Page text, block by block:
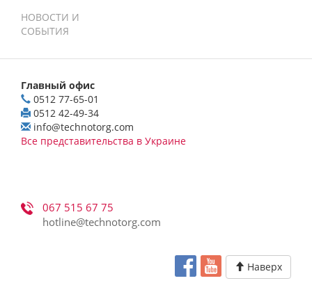
НОВОСТИ И
СОБЫТИЯ
Главный офис
0512 77-65-01
0512 42-49-34
info@technotorg.com
Все представительства в Украине
067 515 67 75
hotline@technotorg.com
Наверх